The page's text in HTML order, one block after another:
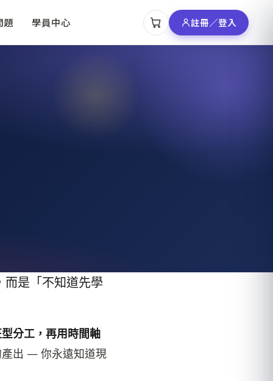
題 學員中心 註冊／登入
而是「不知道先學
分工，再用時間軸
產出 — 你永遠知道現